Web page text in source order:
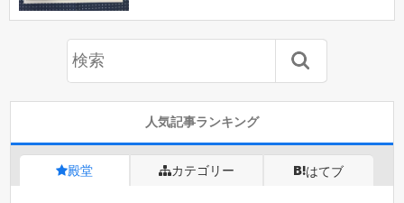
人気記事ランキング
殿堂 カテゴリー はてブ